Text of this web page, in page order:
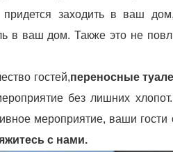
заходить в ваш
в ваш дом. Также это не
гостей,переносные
без лишних
мероприятие, ваши гости
с нами.